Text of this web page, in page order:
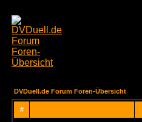
DVDuell.de Forum Foren-Übersicht
#